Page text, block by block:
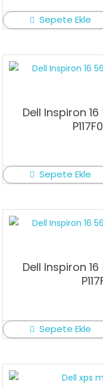
Sepete Ekle
Dell Inspiron 16
Sepete Ekle
Dell Inspiron 16
Sepete Ekle